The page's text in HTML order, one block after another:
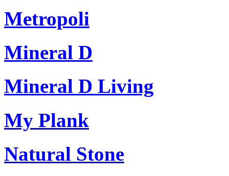
Metropoli
Mineral D
Mineral D Living
My Plank
Natural Stone